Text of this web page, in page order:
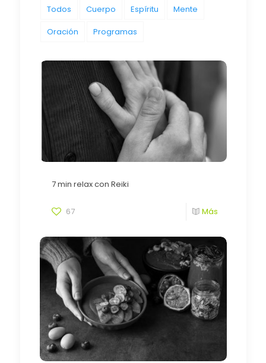
Todos Cuerpo Espíritu Mente
Oración Programas
7 min relax con Reiki
67 Más